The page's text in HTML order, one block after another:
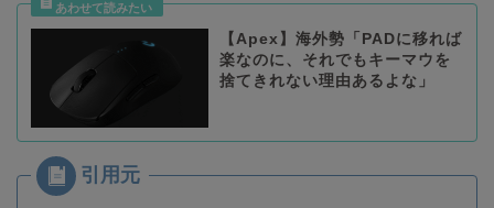
【Apex】海外勢「PADに移れば
楽なのに、それでもキーマウを
捨てきれない理由あるよな」